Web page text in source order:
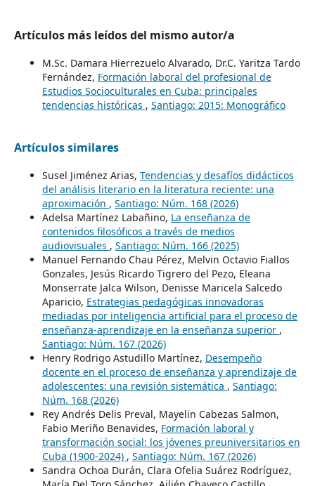
Artículos más leídos del mismo autor/a
M.Sc. Damara Hierrezuelo Alvarado, Dr.C. Yaritza Tardo
Fernández, Formación laboral del profesional de
Estudios Socioculturales en Cuba: principales
tendencias históricas , Santiago: 2015: Monográfico
Artículos similares
Susel Jiménez Arias, Tendencias y desafíos didácticos
del análisis literario en la literatura reciente: una
aproximación , Santiago: Núm. 168 (2026)
Adelsa Martínez Labañino, La enseñanza de
contenidos filosóficos a través de medios
audiovisuales , Santiago: Núm. 166 (2025)
Manuel Fernando Chau Pérez, Melvin Octavio Fiallos
Gonzales, Jesús Ricardo Tigrero del Pezo, Eleana
Monserrate Jalca Wilson, Denisse Maricela Salcedo
Aparicio, Estrategias pedagógicas innovadoras
mediadas por inteligencia artificial para el proceso de
enseñanza-aprendizaje en la enseñanza superior ,
Santiago: Núm. 167 (2026)
Henry Rodrigo Astudillo Martínez, Desempeño
docente en el proceso de enseñanza y aprendizaje de
adolescentes: una revisión sistemática , Santiago:
Núm. 168 (2026)
Rey Andrés Delis Preval, Mayelin Cabezas Salmon,
Fabio Meriño Benavides, Formación laboral y
transformación social: los jóvenes preuniversitarios en
Cuba (1900-2024) , Santiago: Núm. 167 (2026)
Sandra Ochoa Durán, Clara Ofelia Suárez Rodríguez,